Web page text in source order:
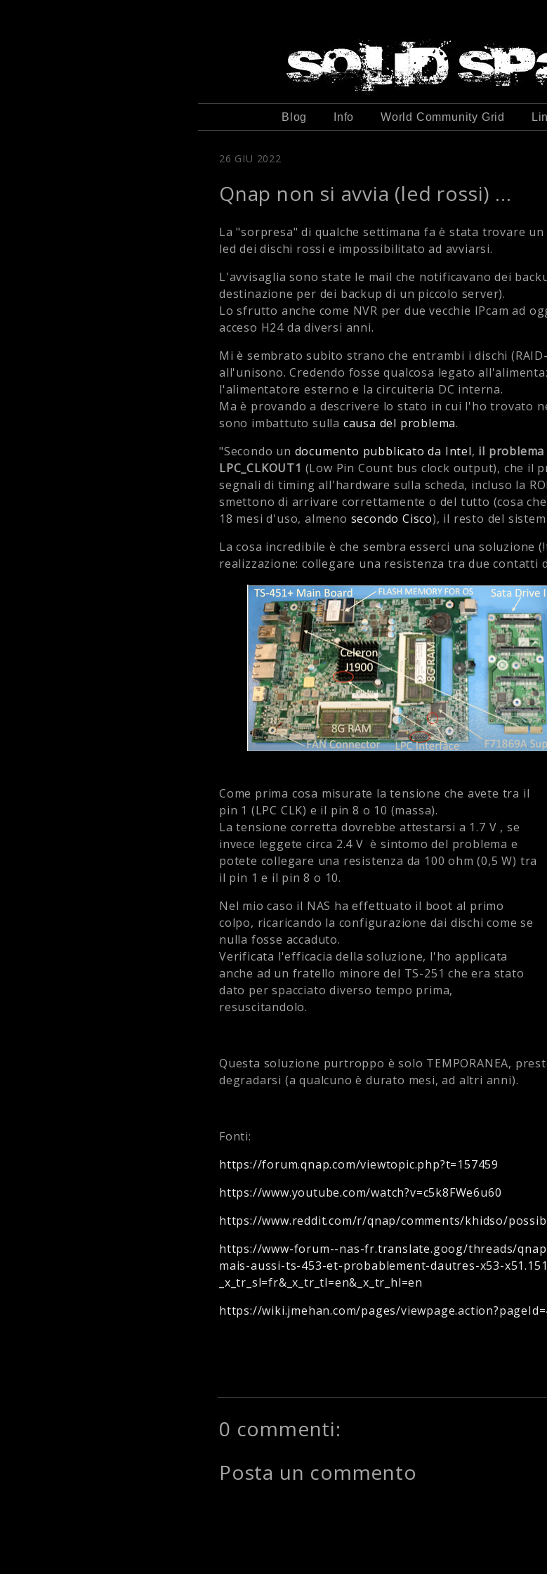
Blog Info World Community Grid
26 GIU 2022
Qnap non si avvia (led rossi) ...
La "sorpresa" di qualche settimana fa è stata trovare un
led dei dischi rossi e impossibilitato ad avviarsi.
L'avvisaglia sono state le mail che notificavano dei
destinazione per dei backup di un piccolo server).
Lo sfrutto anche come NVR per due vecchie IPcam ad
acceso H24 da diversi anni.
Mi è sembrato subito strano che entrambi i dischi
all'unisono. Credendo fosse qualcosa legato
l'alimentatore esterno e la circuiteria DC interna.
Ma è provando a descrivere lo stato in cui l'ho trovato
sono imbattuto sulla causa del problema.
"Secondo un documento pubblicato da Intel, il problema
LPC_CLKOUT1 (Low Pin Count bus clock output), che il
segnali di timing all'hardware sulla scheda, incluso la
smettono di arrivare correttamente o del tutto (cosa
18 mesi d'uso, almeno secondo Cisco), il resto del
La cosa incredibile è che sembra esserci una soluzione
realizzazione: collegare una resistenza tra due contatti
Come prima cosa misurate la tensione che avete tra il
pin 1 (LPC CLK) e il pin 8 o 10 (massa).
La tensione corretta dovrebbe attestarsi a 1.7 V , se
invece leggete circa 2.4 V è sintomo del problema e
potete collegare una resistenza da 100 ohm (0,5 W) tra
il pin 1 e il pin 8 o 10.
Nel mio caso il NAS ha effettuato il boot al primo
colpo, ricaricando la configurazione dai dischi come se
nulla fosse accaduto.
Verificata l'efficacia della soluzione, l'ho applicata
anche ad un fratello minore del TS-251 che era stato
dato per spacciato diverso tempo prima,
resuscitandolo.
Questa soluzione purtroppo è solo TEMPORANEA,
degradarsi (a qualcuno è durato mesi, ad altri anni).
Fonti:
https://forum.qnap.com/viewtopic.php?t=157459
https://www.youtube.com/watch?v=c5k8FWe6u60
https://www.reddit.com/r/qnap/comments/khidso/
https://www-forum--nas-fr.translate.goog/threads/
mais-aussi-ts-453-et-probablement-dautres-x53-
_x_tr_sl=fr&_x_tr_tl=en&_x_tr_hl=en
https://wiki.jmehan.com/pages/
0 commenti:
Posta un commento